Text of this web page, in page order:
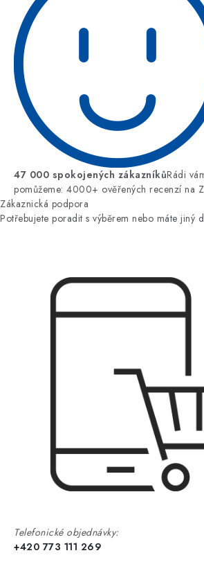
47 000 spokojených zákazníkůRádi
pomůžeme: 4000+ ověřených recenzí na
Zákaznická podpora
Potřebujete poradit s výběrem nebo máte jiný
Telefonické objednávky:
+420 773 111 269